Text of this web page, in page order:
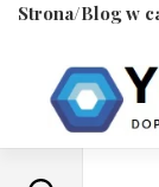
Strona/Blog w
content